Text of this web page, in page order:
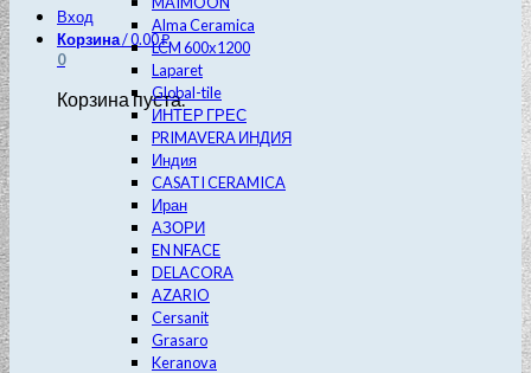
Вход
Корзина/0.00₽
0
Корзина пуста.
Alma Ceramica
LCM 600х1200
Laparet
Global-tile
ИНТЕР ГРЕС
PRIMAVERA ИНДИЯ
Индия
CASATI CERAMICA
Иран
АЗОРИ
EN NFACE
DELACORA
AZARIO
Cersanit
Grasaro
Keranova